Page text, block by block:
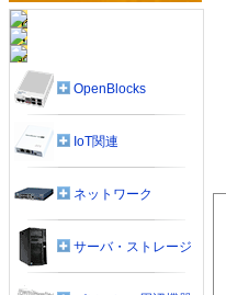
OpenBlocks
IoT関連
ネットワーク
サーバ・ストレージ